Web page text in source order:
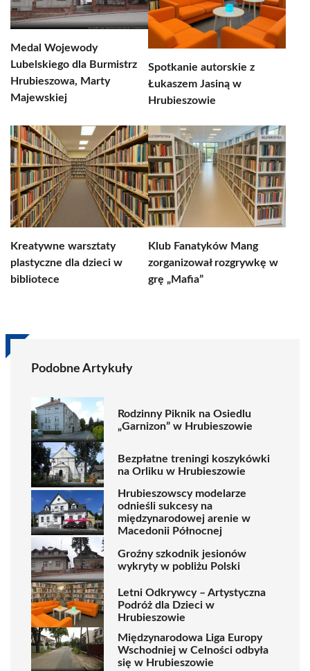
Medal Wojewody
Lubelskiego dla Burmistrz
Hrubieszowa, Marty
Majewskiej
Spotkanie autorskie z
Łukaszem Jasiną w
Hrubieszowie
Kreatywne warsztaty
plastyczne dla dzieci w
bibliotece
Klub Fanatyków Mang
zorganizował rozgrywkę w
grę „Mafia”
Podobne Artykuły
Rodzinny Piknik na Osiedlu
„Garnizon” w Hrubieszowie
Bezpłatne treningi koszykówki
na Orliku w Hrubieszowie
Hrubieszowscy modelarze
odnieśli sukcesy na
międzynarodowej arenie w
Macedonii Północnej
Groźny szkodnik jesionów
wykryty w pobliżu Polski
Letni Odkrywcy – Artystyczna
Podróż dla Dzieci w
Hrubieszowie
Międzynarodowa Liga Europy
Wschodniej w Celności odbyła
się w Hrubieszowie